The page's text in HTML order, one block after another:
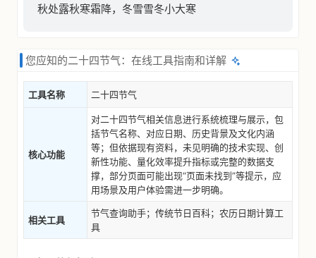
秋处露秋寒霜降，冬雪雪冬小大寒
您应知的二十四节气：在线工具指南和详解
工具名称 二十四节气
核心功能
对二十四节气相关信息进行系统梳理与展示，包
括节气名称、对应日期、历史背景及文化内涵
等；但依据现有资料，未见明确的技术实现、创
新性功能、量化效率提升指标或完整的数据支
撑，部分页面可能出现“页面未找到”等提示，应
用场景及用户体验需进一步明确。
相关工具
节气查询助手；传统节日百科；农历日期计算工
具